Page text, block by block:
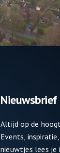
Nieuwsbrief
Altijd op de
Events,
nieuwtjes lees je